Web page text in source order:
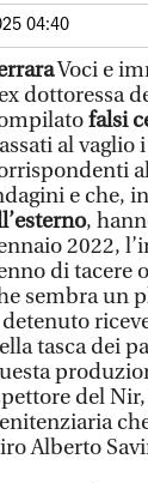
04:40
Voci e
dottoressa
falsi
al vaglio
e che,
,
2022,
di tacere
sembra un
tasca dei
del
Alberto